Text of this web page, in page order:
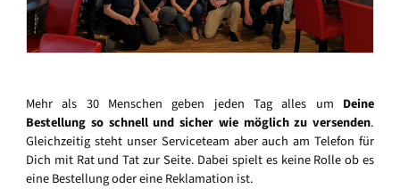
Mehr als 30 Menschen geben jeden Tag alles um Deine
Bestellung so schnell und sicher wie möglich zu versenden.
Gleichzeitig steht unser Serviceteam aber auch am Telefon für
Dich mit Rat und Tat zur Seite. Dabei spielt es keine Rolle ob es
eine Bestellung oder eine Reklamation ist.